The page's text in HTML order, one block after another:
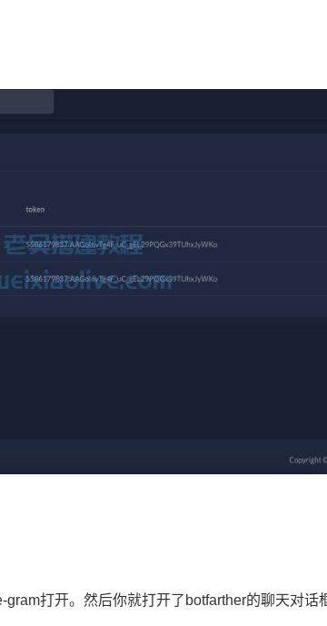
打开。然后你就打开了botfarther的聊天对话